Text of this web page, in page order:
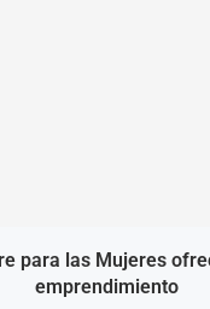
para las Mujeres
emprendimiento